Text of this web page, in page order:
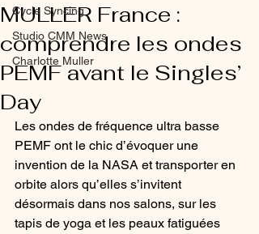
Cycle Syncing
Studio CMM News
Charlotte Muller
MULLER France :
comprendre les ondes
PEMF avant le Singles’
Day
Les ondes de fréquence ultra basse
PEMF ont le chic d’évoquer une
invention de la NASA et transporter en
orbite alors qu’elles s’invitent
désormais dans nos salons, sur les
tapis de yoga et les peaux fatiguées